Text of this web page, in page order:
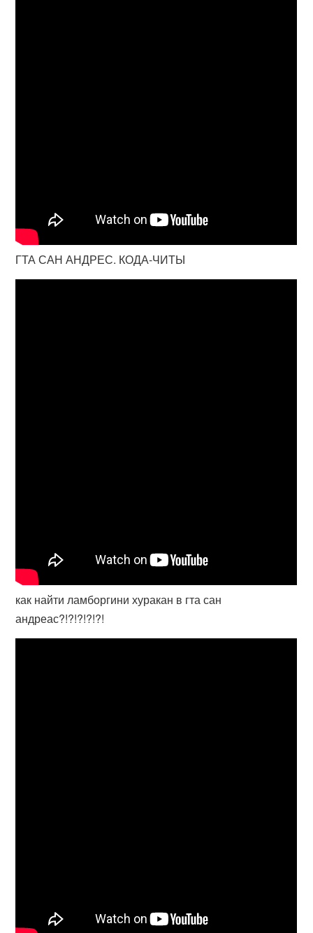
ГТА САН АНДРЕС. КОДА-ЧИТЫ
как найти ламборгини хуракан в гта сан
андреас?!?!?!?!?!